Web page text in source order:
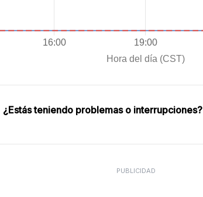
¿Estás teniendo problemas o interrupciones?
PUBLICIDAD